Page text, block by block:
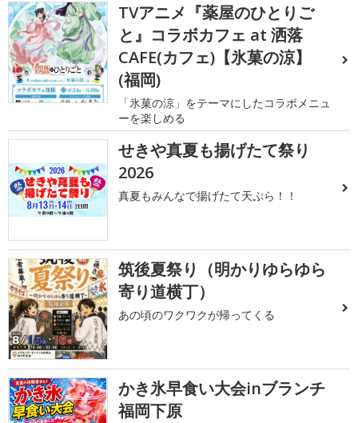
TVアニメ『薬屋のひとりご
と』コラボカフェ at 洒落
CAFE(カフェ)【氷菓の涼】
(福岡)
「氷菓の涼」をテーマにしたコラボメニュ
ーを楽しめる
せきや真夏も揚げたて祭り
2026
真夏もみんなで揚げたて天ぷら！！
筑後夏祭り（明かりゆらゆら
寄り道横丁）
あの頃のワクワクが帰ってくる
かき氷早食い大会inブランチ
福岡下原